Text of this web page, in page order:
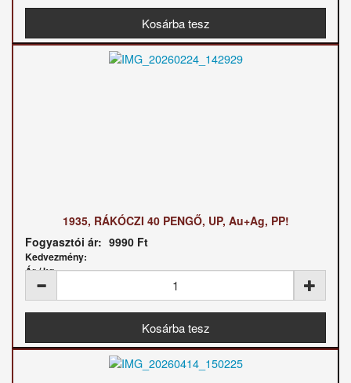
1935, RÁKÓCZI 40 PENGŐ, UP, Au+Ag, PP!
Fogyasztói ár: 9990 Ft
Kedvezmény:
Ár / kg: